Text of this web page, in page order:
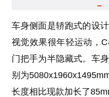
车身侧面是轿跑式的设
视觉效果很年轻运动，
门把手为半隐藏式。车
别为
长度相比现款加长了